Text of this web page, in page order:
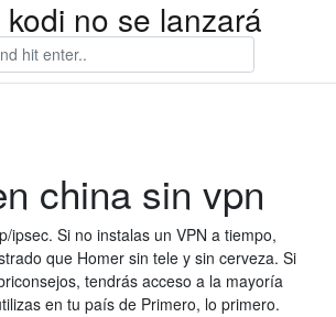
no se lanzará
china sin vpn
ipsec. Si no instalas un VPN a tiempo,
que Homer sin tele y sin cerveza. Si
tendrás acceso a la mayoría
en tu país de Primero, lo primero.